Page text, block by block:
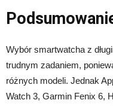
Wybór smartwatcha z
trudnym zadaniem,
różnych modeli. Jednak
Watch 3, Garmin Fenix 6,